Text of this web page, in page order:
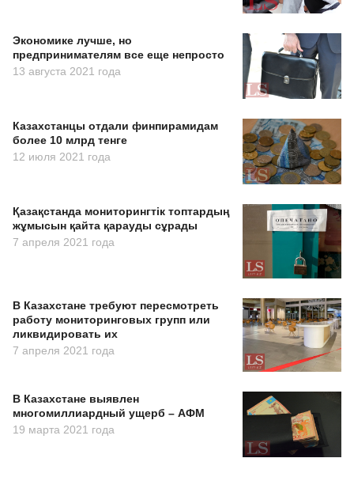
Экономике лучше, но
предпринимателям все еще непросто
13 августа 2021 года
Казахстанцы отдали финпирамидам
более 10 млрд тенге
12 июля 2021 года
Қазақстанда мониторингтік топтардың
жұмысын қайта қарауды сұрады
7 апреля 2021 года
В Казахстане требуют пересмотреть
работу мониторинговых групп или
ликвидировать их
7 апреля 2021 года
В Казахстане выявлен
многомиллиардный ущерб – АФМ
19 марта 2021 года